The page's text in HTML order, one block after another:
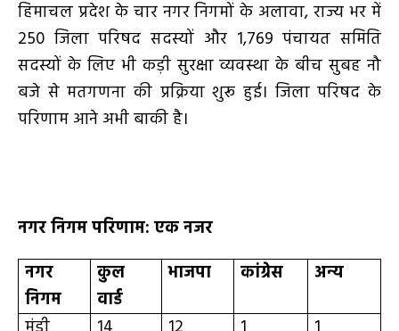
हिमाचल प्रदेश के चार नगर निगमों के अलावा,राज्य भर में
250 जिला परिषद सदस्यों और 1,769 पंचायत समिति
सदस्यों के लिए भी कड़ी सुरक्षा व्यवस्था के बीच सुबह नौ
बजे से मतगणना की प्रक्रिया शुरू हुई। जिला परिषद के
परिणाम आने अभी बाकी है।
नगर निगम परिणाम: एक नजर
नगर
निगम
कुल
वार्ड
भाजपा कांग्रेस अन्य